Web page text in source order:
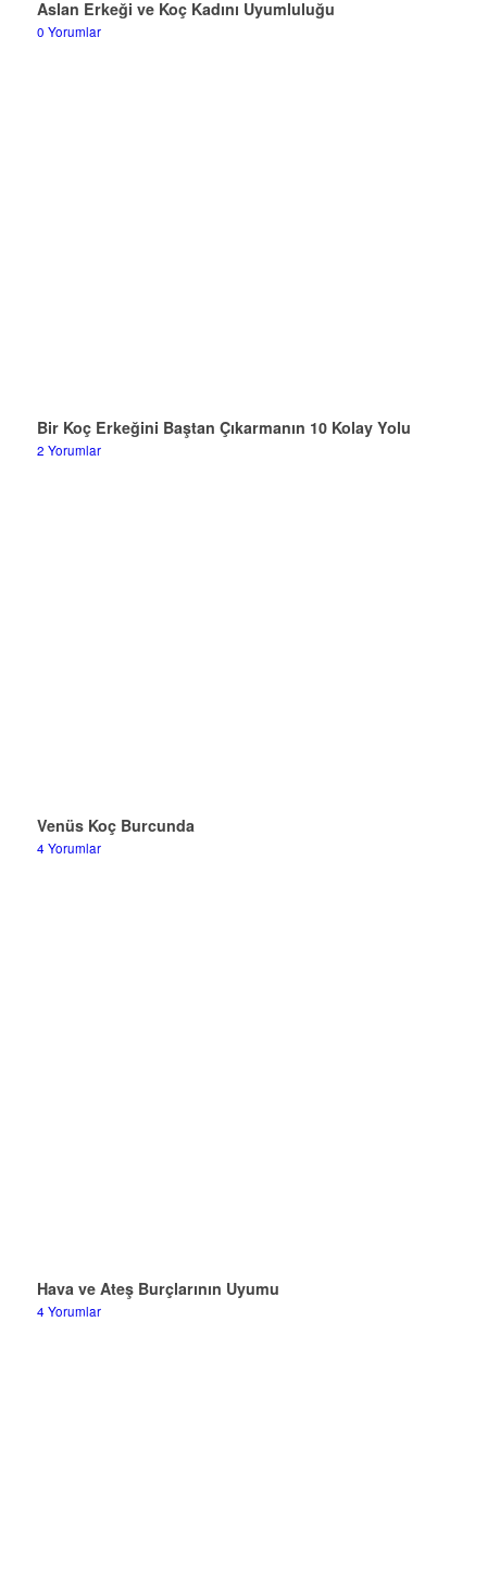
Aslan Erkeği ve Koç Kadını Uyumluluğu
0 Yorumlar
Bir Koç Erkeğini Baştan Çıkarmanın 10 Kolay Yolu
2 Yorumlar
Venüs Koç Burcunda
4 Yorumlar
Hava ve Ateş Burçlarının Uyumu
4 Yorumlar